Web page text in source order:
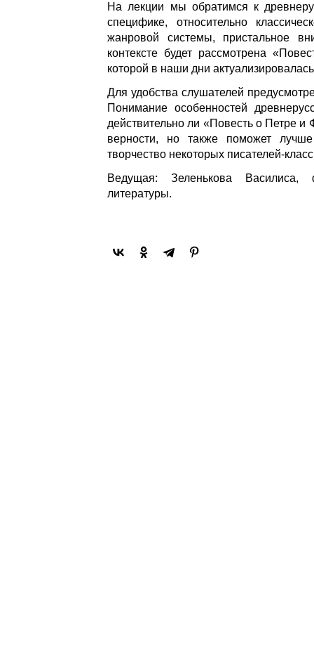
На лекции мы обратимся к
специфике, относительно
жанровой системы, пристальное
контексте будет рассмотрена
которой в наши дни
Для удобства слушателей
Понимание особенностей
действительно ли «Повесть о Петре
верности, но также поможет
творчество некоторых писателей-
Ведущая: Зеленькова Василиса,
литературы.